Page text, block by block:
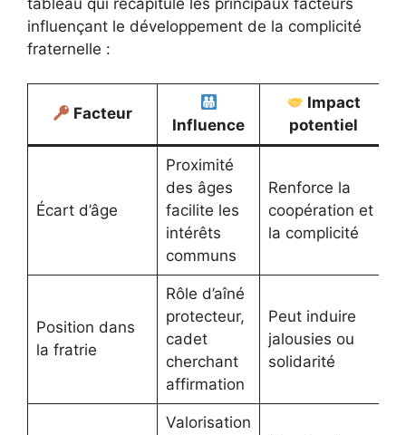
influençant le développement de la complicité
fraternelle :
Facteur
Influence
Impact
potentiel
Écart d’âge
Proximité
des âges
facilite les
intérêts
communs
Renforce la
coopération et
la complicité
Position dans
la fratrie
Rôle d’aîné
protecteur,
cadet
cherchant
affirmation
Peut induire
jalousies ou
solidarité
Valorisation